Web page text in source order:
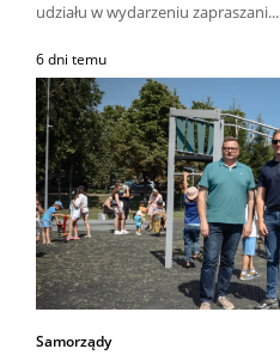
udziału w wydarzeniu zapraszani...
6 dni temu
Samorządy